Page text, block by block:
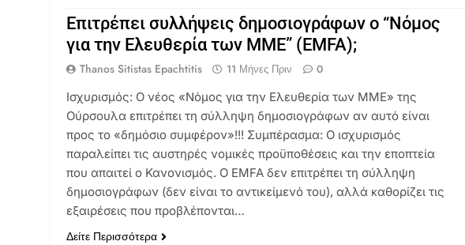
Επιτρέπει συλλήψεις δημοσιογράφων ο “Νόμος
για την Ελευθερία των ΜΜΕ” (EMFA);
Thanos Sitistas Epachtitis 11 Μήνες Πριν
0
Ισχυρισμός: Ο νέος «Νόμος για την Ελευθερία των ΜΜΕ» της
Ούρσουλα επιτρέπει τη σύλληψη δημοσιογράφων αν αυτό είναι
προς το «δημόσιο συμφέρον»!!! Συμπέρασμα: Ο ισχυρισμός
παραλείπει τις αυστηρές νομικές προϋποθέσεις και την εποπτεία
που απαιτεί ο Κανονισμός. Ο EMFA δεν επιτρέπει τη σύλληψη
δημοσιογράφων (δεν είναι το αντικείμενό του), αλλά καθορίζει τις
εξαιρέσεις που προβλέπονται…
Δείτε Περισσότερα